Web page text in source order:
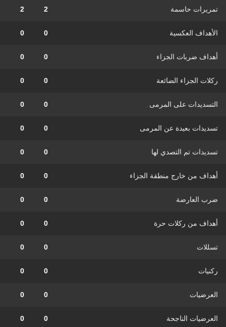
تمريرات حاسمة 2
2
الأهداف العكسية 0
0
أهداف ضربات الجزاء 0
0
ركلات الجزاء الضائعة 0
0
التسديدات على المرمى 0
0
تسديدات بعيدة عن المرمى 0
0
تسديدات تم التصدي لها 0
0
أهداف من خارج منطقة الجزاء 0
0
ضرب العارضة 0
0
أهداف من ركلات حرة 0
0
تسللات 0
0
ركنيات 0
0
العرضيات 0
0
العرضيات الناجحة 0
0